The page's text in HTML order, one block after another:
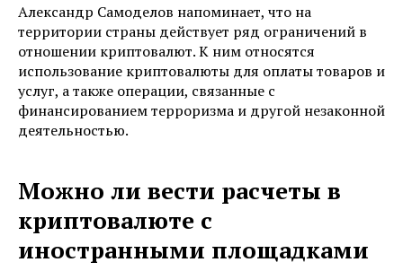
Александр Самоделов напоминает, что на
территории страны действует ряд ограничений в
отношении криптовалют. К ним относятся
использование криптовалюты для оплаты товаров и
услуг, а также операции, связанные с
финансированием терроризма и другой незаконной
деятельностью.
Можно ли вести расчеты в
криптовалюте с
иностранными площадками